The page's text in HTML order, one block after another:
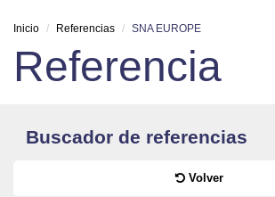
Inicio Referencias SNA EUROPE
Referencia
Buscador de referencias
Volver